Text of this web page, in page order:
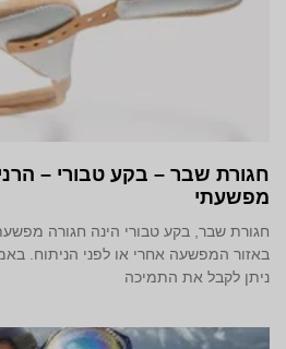
חגורת שבר – בקע טבורי –
מפשעתי
חגורת שבר, בקע טבורי הינה חגורה
באזור המפשעה אחרי או לפני הניתוח.
ניתן לקבל את התמיכה